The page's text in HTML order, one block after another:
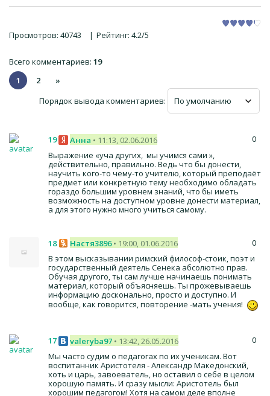
Просмотров: 40743 | Рейтинг: 4.2/5
Всего комментариев: 19
1
2
»
Порядок вывода комментариев:
0
19 Анна • 11:13, 02.06.2016
Выражение «уча других, мы учимся сами »,
действительно, правильно. Ведь что бы донести,
научить кого-то чему-то учителю, который преподаёт
предмет или конкретную тему необходимо обладать
гораздо большим уровнем знаний, что бы иметь
возможность на доступном уровне донести материал,
а для этого нужно много учиться самому.
0
18 Настя3896 • 19:00, 01.06.2016
В этом высказывании римский философ-стоик, поэт и
государственный деятель Сенека абсолютно прав.
Обучая другого, ты сам лучше начинаешь понимать
материал, который объясняешь. Ты прожевываешь
информацию досконально, просто и доступно. И
вообще, как говорится, повторение -мать учения!
0
17 valeryba97 • 13:42, 26.05.2016
Мы часто судим о педагогах по их ученикам. Вот
воспитанник Аристотеля - Александр Македонский,
хоть и царь, завоеватель, но оставил о себе в целом
хорошую память. И сразу мысли: Аристотель был
хорошим педагогом! Хотя на самом деле вполне